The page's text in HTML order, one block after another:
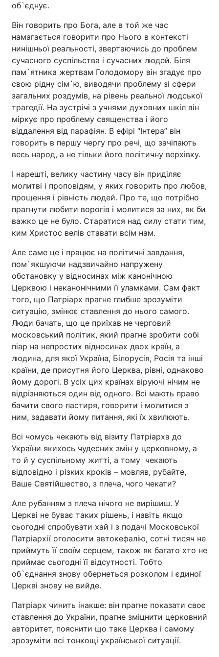
об`єднує.
Він говорить про Бога, але в той же час
намагається говорити про Нього в контексті
нинішньої реальності, звертаючись до проблем
сучасного суспільства і сучасних людей. Біля
пам`ятника жертвам Голодомору він згадує про
свою рідну сім`ю, виводячи проблему зі сфери
загальних роздумів, на рівень реальної людської
трагедії. На зустрічі з учнями духовних шкіл він
міркує про проблему священства і його
віддалення від парафіян. В ефірі “Інтера” він
говорить в першу чергу про речі, що зачіпають
весь народ, а не тільки його політичну верхівку.
І нарешті, велику частину часу він приділяє
молитві і проповідям, у яких говорить про любов,
прощення і рівність людей. Про те, що потрібно
прагнути любити ворогів і молитися за них, як би
важко це не було. Старатися над силу стати тим,
ким Христос велів ставати всім нам.
Але саме це і працює на політичні завдання,
пом`якшуючи надзвичайно напружену
обстановку у відносинах між канонічною
Церквою і неканонічними її уламками. Сам факт
того, що Патріарх прагне глибше зрозуміти
ситуацію, змінює ставлення до нього самого.
Люди бачать, що це приїхав не черговий
московський політик, який прагне зробити собі
піар на непростих відносинах двох країн, а
людина, для якої Україна, Білорусія, Росія та інші
країни, де присутня його Церква, рівні, однаково
йому дорогі. В усіх цих країнах віруючі нічим не
відрізняються один від одного. Всі мають право
бачити свого пастиря, говорити і молитися з
ним, задавати йому питання, які їх хвилюють.
Всі чомусь чекають від візиту Патріарха до
України якихось чудесних змін у церковному, а
то й у суспільному житті, а тому чекають
відповідно і різких кроків – мовляв, рубайте,
Ваше Святійшество, з плеча, чого чекати?
Але рубанням з плеча нічого не вирішиш. У
Церкві не буває таких рішень, і навіть якщо
сьогодні спробувати хай і з подачі Московської
Патріархії оголосити автокефалію, сотні тисяч не
приймуть її своїм серцем, також як багато хто не
приймає сьогодні її відсутності. Тобто
об`єднання знову обернеться розколом і єдиної
Церкві знову не вийде.
Патріарх чинить інакше: він прагне показати своє
ставлення до України, прагне зміцнити церковний
авторитет, пояснити що таке Церква і самому
зрозуміти всі тонкощі української ситуації.